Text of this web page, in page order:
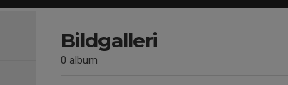
Bildgalleri
0 album